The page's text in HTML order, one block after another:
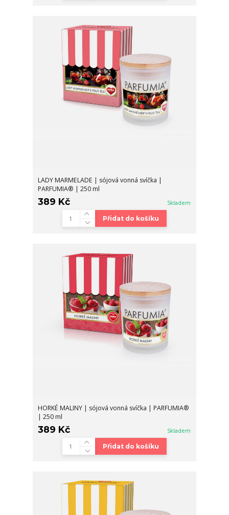
LADY MARMELADE | sójová vonná svíčka |
PARFUMIA® | 250 ml
389 Kč Skladem
Přidat do košíku
HORKÉ MALINY | sójová vonná svíčka | PARFUMIA®
| 250 ml
389 Kč Skladem
Přidat do košíku